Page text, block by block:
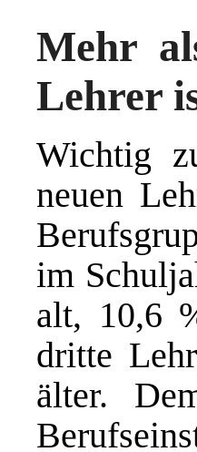
Mehr
Lehrer
Wichtig
neuen
im
alt, 10,6
dritte
älter.